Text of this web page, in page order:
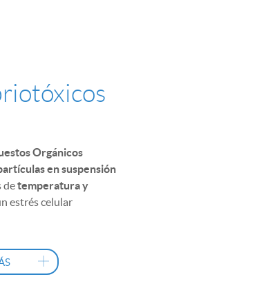
Orgánicos
en suspensión
detemperatura y
estrés celular
en la tasas de
los tratamientos.